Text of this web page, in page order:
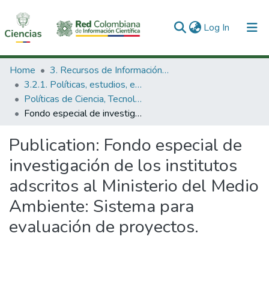
Log In (current)
Communities & Collections
All of DSpace
Statistics
Home
3. Recursos de Información Científica y Tecnológica
3.2.1. Políticas, estudios, evaluaciones e indicadores de CTeI
Políticas de Ciencia, Tecnología e Innovación
Fondo especial de investigación de los institutos adscritos al Ministerio del Medio Ambiente: Sistema para evaluación de proyectos.
Publication: Fondo especial de
investigación de los institutos
adscritos al Ministerio del Medio
Ambiente: Sistema para
evaluación de proyectos.